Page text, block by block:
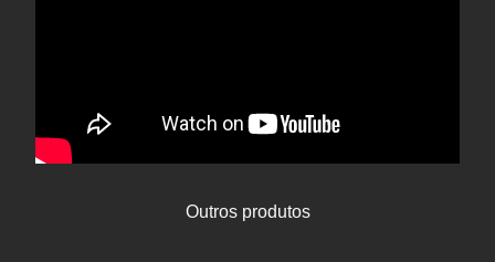
Outros produtos